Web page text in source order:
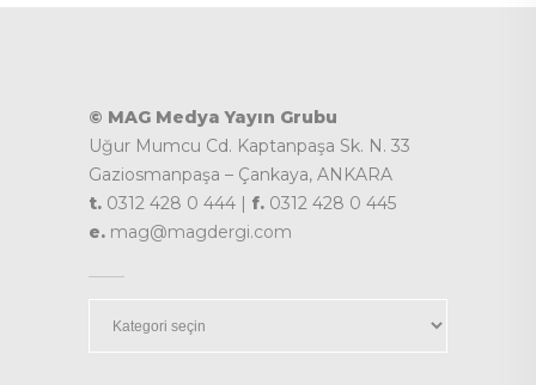
© MAG Medya Yayın Grubu
Uğur Mumcu Cd. Kaptanpaşa Sk. N. 33
Gaziosmanpaşa – Çankaya, ANKARA
t. 0312 428 0 444 | f. 0312 428 0 445
e. mag@magdergi.com